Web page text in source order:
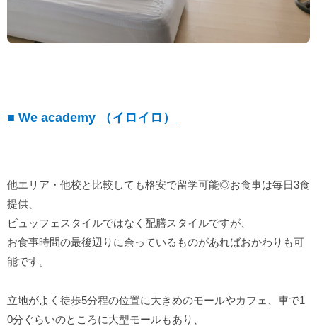
■ We academy （イロイロ）
他エリア・他校と比較しても格安で留学可能◎お食事は毎日3食
提供、
ビュッフェスタイルではなく配膳スタイルですが、
お食事時間の最後辺りに余っているものがあればおかわりも可
能です。
立地がよく徒歩5分程の位置に大きめのモールやカフェ、車で1
0分ぐらいのところに大型モールもあり、